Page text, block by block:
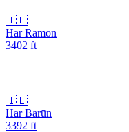
🇮🇱
Har Ramon
3402 ft
🇮🇱
Har Barūn
3392 ft